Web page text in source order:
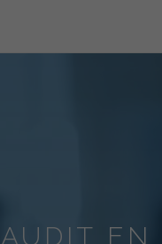
AUDIT EN